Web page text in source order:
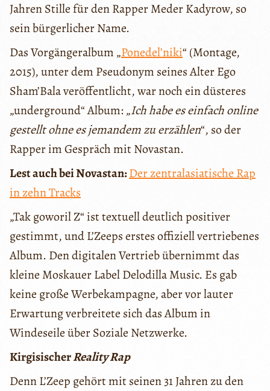
Jahren Stille für den Rapper Meder Kadyrow, so
sein bürgerlicher Name.
Das Vorgängeralbum „Ponedel’niki“ (Montage,
2015), unter dem Pseudonym seines Alter Ego
Sham’Bala veröffentlicht, war noch ein düsteres
„underground“ Album: „Ich habe es einfach online
gestellt ohne es jemandem zu erzählen“, so der
Rapper im Gespräch mit Novastan.
Lest auch bei Novastan:Der zentralasiatische Rap
in zehn Tracks
„Tak goworil Z“ ist textuell deutlich positiver
gestimmt, und L’Zeeps erstes offiziell vertriebenes
Album. Den digitalen Vertrieb übernimmt das
kleine Moskauer Label Delodilla Music. Es gab
keine große Werbekampagne, aber vor lauter
Erwartung verbreitete sich das Album in
Windeseile über Soziale Netzwerke.
KirgisischerReality Rap
Denn L’Zeep gehört mit seinen 31 Jahren zu den